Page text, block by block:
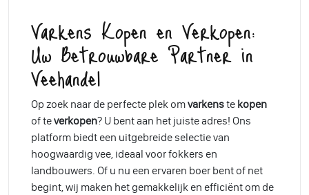
Varkens Kopen en Verkopen:
Uw Betrouwbare Partner in
Veehandel
Op zoek naar de perfecte plek omvarkenste kopen
of teverkopen? U bent aan het juiste adres! Ons
platform biedt een uitgebreide selectie van
hoogwaardig vee, ideaal voor fokkers en
landbouwers. Of u nu een ervaren boer bent of net
begint, wij maken het gemakkelijk en efficiënt om de